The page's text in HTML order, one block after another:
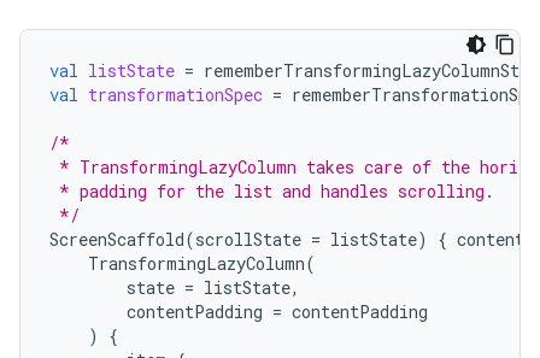
val listState =
val transformationSpec =
/*
* TransformingLazyColumn takes care of the
* padding for the list and handles scrolling.
*/
ScreenScaffold(scrollState = listState) {
TransformingLazyColumn(
state = listState,
contentPadding = contentPadding
)
{